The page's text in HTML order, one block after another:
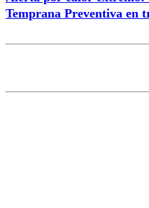
Temprana Preventiva en